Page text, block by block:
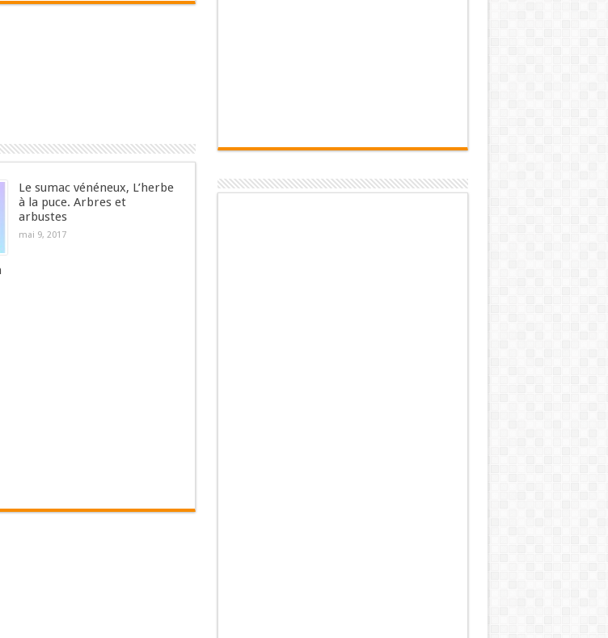
Le sumac vénéneux, L’herbe
à la puce. Arbres et
arbustes
mai 9, 2017